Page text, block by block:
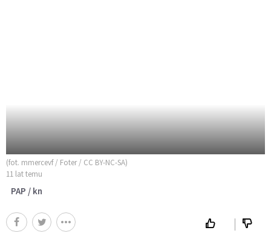
(fot. mmercevf / Foter / CC BY-NC-SA)
11 lat temu
PAP / kn